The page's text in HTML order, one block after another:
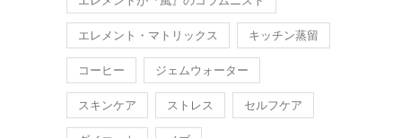
エレメント・マトリックス キッチン蒸留
コーヒー ジェムウォーター
スキンケア ストレス セルフケア